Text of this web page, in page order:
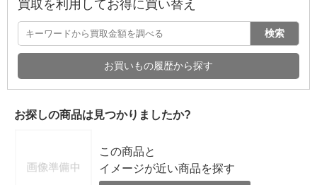
買取を利用してお得に買い替え
検索
お買いもの履歴から探す
お探しの商品は見つかりましたか?
この商品と
イメージが近い商品を探す